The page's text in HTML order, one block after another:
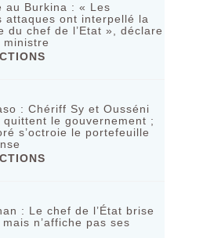
au Burkina : « Les
attaques ont interpellé la
du chef de l’Etat », déclare
ministre
: Chériff Sy et Ousséni
quittent le gouvernement ;
s’octroie le portefeuille
: Le chef de l’État brise
n’affiche pas ses